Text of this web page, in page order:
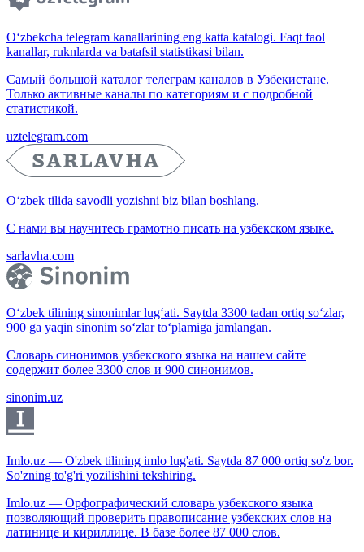
O‘zbekcha telegram kanallarining eng katta katalogi. Faqt faol
kanallar, ruknlarda va batafsil statistikasi bilan.
Самый большой каталог телеграм каналов в Узбекистане.
Только активные каналы по категориям и с подробной
статистикой.
uztelegram.com
O‘zbek tilida savodli yozishni biz bilan boshlang.
С нами вы научитесь грамотно писать на узбекском языке.
sarlavha.com
O‘zbek tilining sinonimlar lug‘ati. Saytda 3300 tadan ortiq so‘zlar,
900 ga yaqin sinonim so‘zlar to‘plamiga jamlangan.
Словарь синонимов узбекского языка на нашем сайте
содержит более 3300 слов и 900 синонимов.
sinonim.uz
Imlo.uz — O'zbek tilining imlo lug'ati. Saytda 87 000 ortiq so'z bor.
So'zning to'g'ri yozilishini tekshiring.
Imlo.uz — Орфографический словарь узбекского языка
позволяющий проверить правописание узбекских слов на
латинице и кириллице. В базе более 87 000 слов.